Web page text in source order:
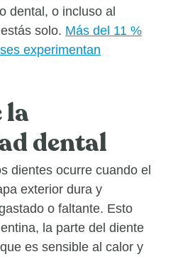
dental, o incluso al
solo. Más del 11 %
experimentan
la
dental
dientes ocurre cuando el
exterior dura y
o faltante. Esto
la parte del diente
es sensible al calor y